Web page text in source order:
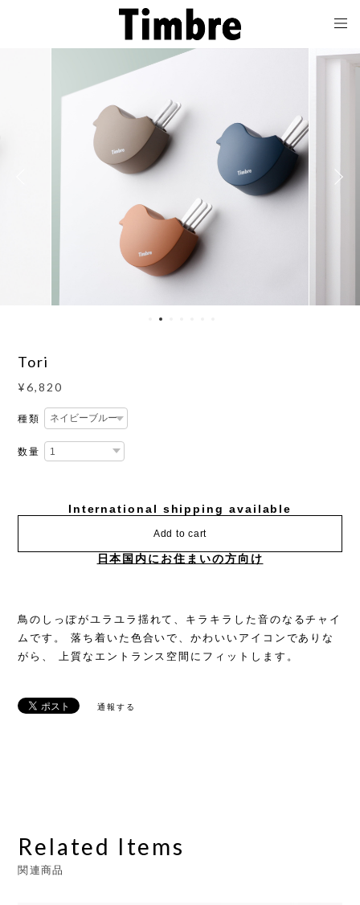
Tori
¥6,820
種類
数量
International shipping available
Add to cart
日本国内にお住まいの方向け
鳥のしっぽがユラユラ揺れて、キラキラした音のなるチャイ
ムです。 落ち着いた色合いで、かわいいアイコンでありな
がら、 上質なエントランス空間にフィットします。
通報する
Related Items
関連商品